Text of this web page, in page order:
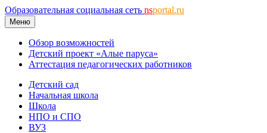
Образовательная социальная сеть nsportal.ru
Меню
Обзор возможностей
Детский проект «Алые паруса»
Аттестация педагогических работников
Детский сад
Начальная школа
Школа
НПО и СПО
ВУЗ